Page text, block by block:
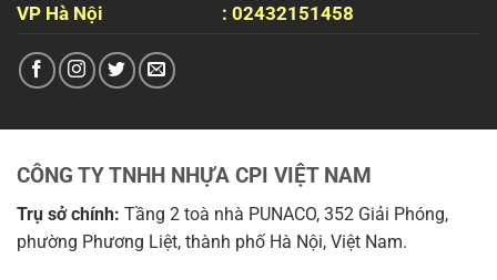
VP Hà Nội
: 02432151458
CÔNG TY TNHH NHỰA CPI VIỆT NAM
Trụ sở chính: Tầng 2 toà nhà PUNACO, 352 Giải Phóng,
phường Phương Liệt, thành phố Hà Nội, Việt Nam.